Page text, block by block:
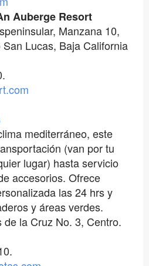
Auberge Resort
Manzana 10,
Lucas, Baja California
mediterráneo, este
(van por tu
lugar) hasta servicio
accesorios. Ofrece
las 24 hrs y
y áreas verdes.
la Cruz No. 3, Centro.